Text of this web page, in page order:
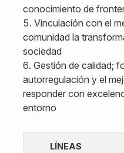
conocimiento de
Vinculación con el
comunidad la
sociedad
Gestión de calidad;
autorregulación y el
responder con
entorno
LÍNEAS